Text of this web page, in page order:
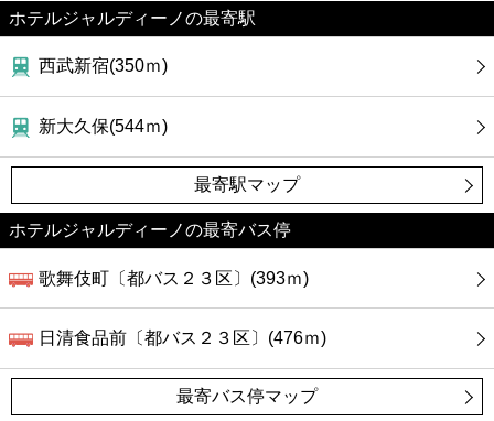
ホテルジャルディーノの最寄駅
西武新宿(350ｍ)
新大久保(544ｍ)
最寄駅マップ
ホテルジャルディーノの最寄バス停
歌舞伎町〔都バス２３区〕(393ｍ)
日清食品前〔都バス２３区〕(476ｍ)
最寄バス停マップ